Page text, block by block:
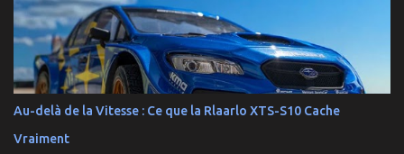
Ford Mustang RTR 2025 .
Au-delà de la Vitesse : Ce que la Rlaarlo XTS-S10 Cache
Vraiment